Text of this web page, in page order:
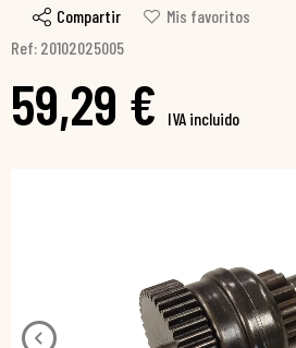
Compartir
Mis favoritos
Ref: 20102025005
59,29 € IVA incluido